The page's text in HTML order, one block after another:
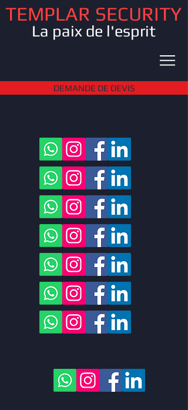
TEMPLAR SECURITY
La paix de l'esprit
DEMANDE DE DEVIS